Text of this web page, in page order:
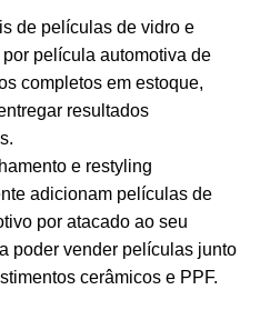
de películas de vidro e
película automotiva de
completos em estoque,
resultados
e restyling
adicionam películas de
por atacado ao seu
poder vender películas junto
cerâmicos e PPF.